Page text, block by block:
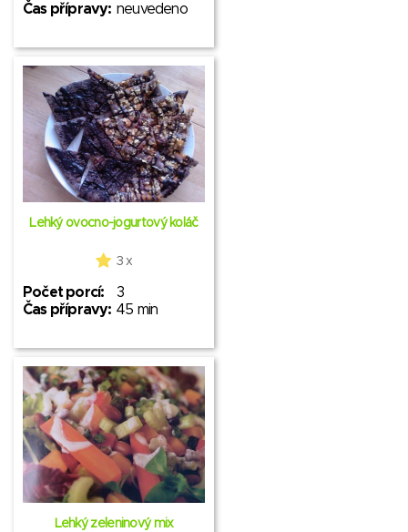
Čas přípravy: neuvedeno
Lehký ovocno-jogurtový koláč
3 x
Počet porcí:
3
Čas přípravy: 45 min
Lehký zeleninový mix